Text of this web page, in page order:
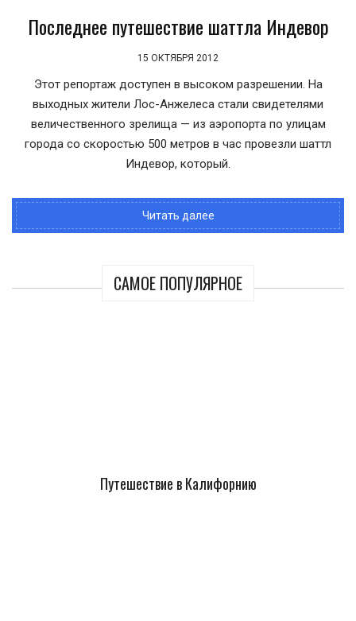
Последнее путешествие шаттла Индевор
15 ОКТЯБРЯ 2012
Этот репортаж доступен в высоком разрешении. На
выходных жители Лос-Анжелеса стали свидетелями
величественного зрелища — из аэропорта по улицам
города со скоростью 500 метров в час провезли шаттл
Индевор, который.
Читать далее
САМОЕ ПОПУЛЯРНОЕ
Путешествие в Калифорнию